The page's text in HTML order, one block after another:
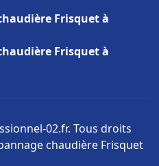
Frisquet à
Frisquet à
02.fr. Tous droits
chaudière Frisquet